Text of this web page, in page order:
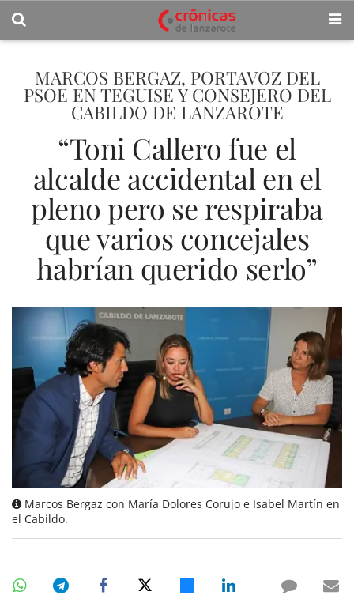
MARCOS BERGAZ, PORTAVOZ DEL
PSOE EN TEGUISE Y CONSEJERO DEL
CABILDO DE LANZAROTE
“Toni Callero fue el
alcalde accidental en el
pleno pero se respiraba
que varios concejales
habrían querido serlo”
Marcos Bergaz con María Dolores Corujo e Isabel Martín en
el Cabildo.